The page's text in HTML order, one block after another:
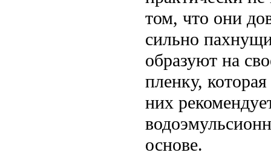
том, что они
сильно
образуют на
пленку,
них
основе.